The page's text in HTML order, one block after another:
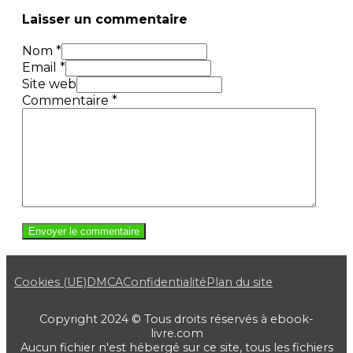
Laisser un commentaire
Nom *
Email *
Site web
Commentaire *
Cookies (UE)DMCAConfidentialitéPlan du site
Copyright 2024 © Tous droits réservés à ebook-
livre.com
Aucun fichier n'est hébergé sur ce site, tous les fichiers